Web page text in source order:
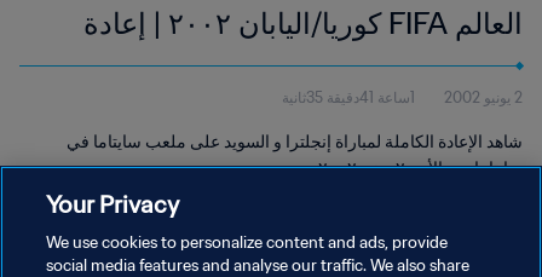
العالم FIFA كوريا/اليابان ٢٠٠٢ | إعادة
المباراة
2 يونيو 2002 1ساعة 41دقيقة 35ثانية
شاهد الإعادة الكاملة لمباراة إنجلترا و السويد على ملعب سايتاما في
سايتاما يوم الأحد ٢ يونيو ٢٠٠٢.
Your Privacy
We use cookies to personalize content and ads, provide
social media features and analyse our traffic. We also share